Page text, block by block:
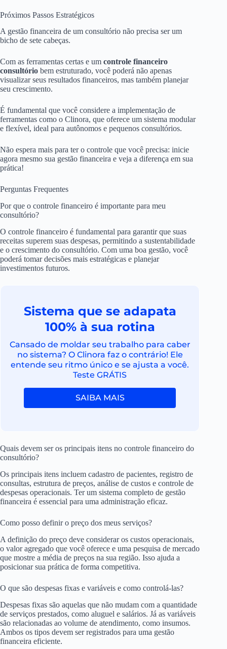
Próximos Passos Estratégicos
A gestão financeira de um consultório não precisa ser um
bicho de sete cabeças.
Com as ferramentas certas e um controle financeiro
consultório bem estruturado, você poderá não apenas
visualizar seus resultados financeiros, mas também planejar
seu crescimento.
É fundamental que você considere a implementação de
ferramentas como o Clinora, que oferece um sistema modular
e flexível, ideal para autônomos e pequenos consultórios.
Não espera mais para ter o controle que você precisa: inicie
agora mesmo sua gestão financeira e veja a diferença em sua
prática!
Perguntas Frequentes
Por que o controle financeiro é importante para meu
consultório?
O controle financeiro é fundamental para garantir que suas
receitas superem suas despesas, permitindo a sustentabilidade
e o crescimento do consultório. Com uma boa gestão, você
poderá tomar decisões mais estratégicas e planejar
investimentos futuros.
Sistema que se adapata
100% à sua rotina
Cansado de moldar seu trabalho para caber
no sistema? O Clinora faz o contrário! Ele
entende seu ritmo único e se ajusta a você.
Teste GRÁTIS
SAIBA MAIS
Quais devem ser os principais itens no controle financeiro do
consultório?
Os principais itens incluem cadastro de pacientes, registro de
consultas, estrutura de preços, análise de custos e controle de
despesas operacionais. Ter um sistema completo de gestão
financeira é essencial para uma administração eficaz.
Como posso definir o preço dos meus serviços?
A definição do preço deve considerar os custos operacionais,
o valor agregado que você oferece e uma pesquisa de mercado
que mostre a média de preços na sua região. Isso ajuda a
posicionar sua prática de forma competitiva.
O que são despesas fixas e variáveis e como controlá-las?
Despesas fixas são aquelas que não mudam com a quantidade
de serviços prestados, como aluguel e salários. Já as variáveis
são relacionadas ao volume de atendimento, como insumos.
Ambos os tipos devem ser registrados para uma gestão
financeira eficiente.